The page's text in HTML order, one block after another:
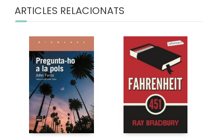
ARTICLES RELACIONATS